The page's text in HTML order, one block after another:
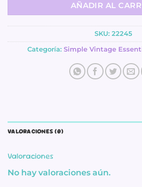
AÑADIR AL
SKU: 22245
Categoría: Simple Vintage
VALORACIONES (0)
Valoraciones
No hay valoraciones aún.